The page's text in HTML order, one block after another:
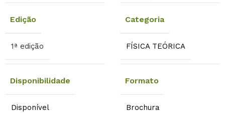
Edição
1ª edição
Categoria
FÍSICA TEÓRICA
Disponibilidade
Disponível
Formato
Brochura